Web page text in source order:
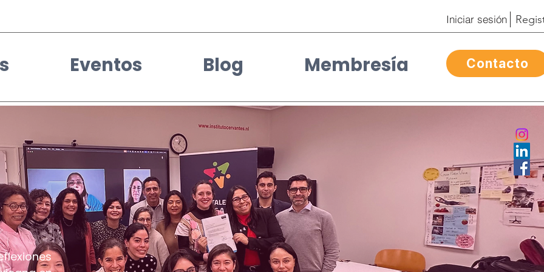
Iniciar sesión
Eventos Blog Membresía Contacto
Contacto